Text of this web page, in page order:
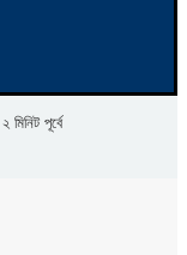
পূর্বে